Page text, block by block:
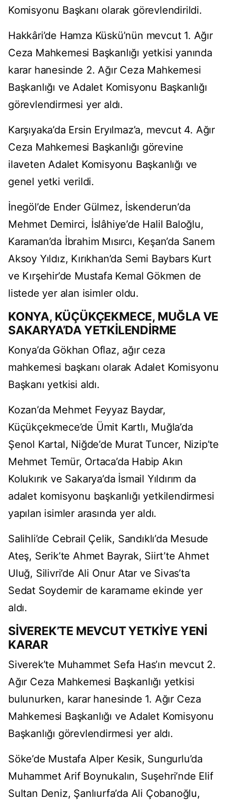
Komisyonu Başkanı olarak görevlendirildi.
Hakkâri’de Hamza Küskü’nün mevcut 1. Ağır
Ceza Mahkemesi Başkanlığı yetkisi yanında
karar hanesinde 2. Ağır Ceza Mahkemesi
Başkanlığı ve Adalet Komisyonu Başkanlığı
görevlendirmesi yer aldı.
Karşıyaka’da Ersin Eryılmaz’a, mevcut 4. Ağır
Ceza Mahkemesi Başkanlığı görevine
ilaveten Adalet Komisyonu Başkanlığı ve
genel yetki verildi.
İnegöl’de Ender Gülmez, İskenderun’da
Mehmet Demirci, İslâhiye’de Halil Baloğlu,
Karaman’da İbrahim Mısırcı, Keşan’da Sanem
Aksoy Yıldız, Kırıkhan’da Semi Baybars Kurt
ve Kırşehir’de Mustafa Kemal Gökmen de
listede yer alan isimler oldu.
KONYA, KÜÇÜKÇEKMECE, MUĞLA VE
SAKARYA’DA YETKİLENDİRME
Konya’da Gökhan Oflaz, ağır ceza
mahkemesi başkanı olarak Adalet Komisyonu
Başkanı yetkisi aldı.
Kozan’da Mehmet Feyyaz Baydar,
Küçükçekmece’de Ümit Kartlı, Muğla’da
Şenol Kartal, Niğde’de Murat Tuncer, Nizip’te
Mehmet Temür, Ortaca’da Habip Akın
Kolukırık ve Sakarya’da İsmail Yıldırım da
adalet komisyonu başkanlığı yetkilendirmesi
yapılan isimler arasında yer aldı.
Salihli’de Cebrail Çelik, Sandıklı’da Mesude
Ateş, Serik’te Ahmet Bayrak, Siirt’te Ahmet
Uluğ, Silivri’de Ali Onur Atar ve Sivas’ta
Sedat Soydemir de kararname ekinde yer
aldı.
SİVEREK’TE MEVCUT YETKİYE YENİ
KARAR
Siverek’te Muhammet Sefa Has’ın mevcut 2.
Ağır Ceza Mahkemesi Başkanlığı yetkisi
bulunurken, karar hanesinde 1. Ağır Ceza
Mahkemesi Başkanlığı ve Adalet Komisyonu
Başkanlığı görevlendirmesi yer aldı.
Söke’de Mustafa Alper Kesik, Sungurlu’da
Muhammet Arif Boynukalın, Suşehri’nde Elif
Sultan Deniz, Şanlıurfa’da Ali Çobanoğlu,